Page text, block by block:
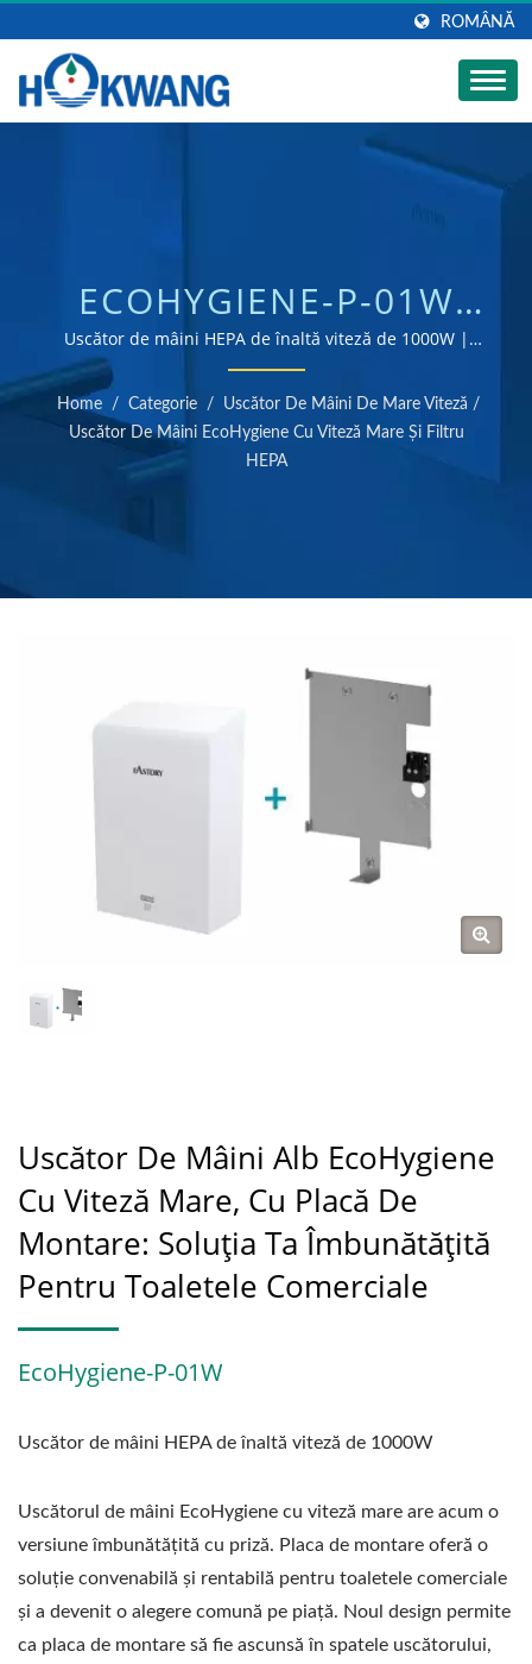
ROMÂNĂ
ECOHYGIENE-P-01W
USCĂTOR DE MÂINI
IGIENIC ALB CONFORM
ADA | PRODUCĂTOR
DE ROBINETE PENTRU
BUCĂTĂRIE ȘI BAIE |
HOKWANG
Uscător de mâini HEPA de înaltă viteză de 1000W |
Producător de uscătoare de mâini și dozatoare de
săpun certificat ISO 9001 & 14001
Home / Categorie / Uscător De Mâini De Mare Viteză /
Uscător De Mâini EcoHygiene Cu Viteză Mare Și Filtru
HEPA
Uscător De Mâini Alb EcoHygiene
Cu Viteză Mare, Cu Placă De
Montare: Soluția Ta Îmbunătățită
Pentru Toaletele Comerciale
EcoHygiene-P-01W
Uscător de mâini HEPA de înaltă viteză de 1000W
Uscătorul de mâini EcoHygiene cu viteză mare are acum o
versiune îmbunătățită cu priză. Placa de montare oferă o
soluție convenabilă și rentabilă pentru toaletele comerciale
și a devenit o alegere comună pe piață. Noul design permite
ca placa de montare să fie ascunsă în spatele uscătorului,